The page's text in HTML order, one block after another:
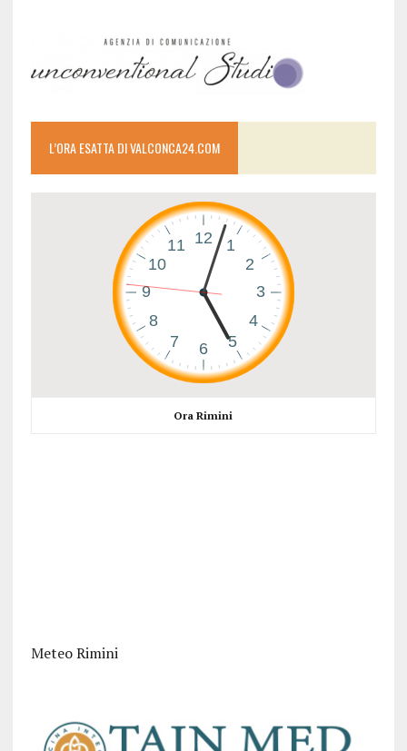
L’ORA ESATTA DI VALCONCA24.COM
Ora Rimini
Meteo Rimini